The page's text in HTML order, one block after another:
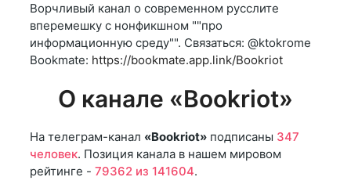
Ворчливый канал о современном русслите
вперемешку с нонфикшном ""про
информационную среду"". Связаться: @ktokrome
Bookmate: https://bookmate.app.link/Bookriot
О канале «Bookriot»
На телеграм-канал «Bookriot» подписаны 347
человек. Позиция канала в нашем мировом
рейтинге - 79362 из 141604.